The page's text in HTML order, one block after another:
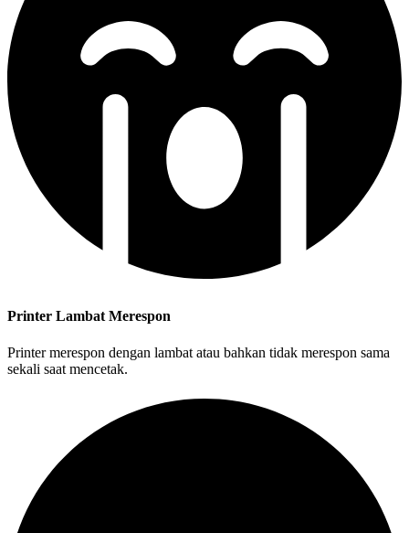
Printer Lambat Merespon
Printer merespon dengan lambat atau bahkan tidak merespon sama
sekali saat mencetak.